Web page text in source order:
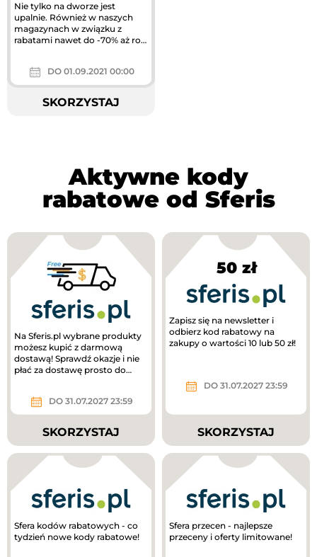
Nie tylko na dworze jest
upalnie. Również w naszych
magazynach w związku z
rabatami nawet do -70% aż roi
DO 01.09.2021 00:00
SKORZYSTAJ
Aktywne kody
rabatowe od Sferis
Na Sferis.pl wybrane produkty
możesz kupić z darmową
dostawą! Sprawdź okazje i nie
płać za dostawę prosto do
DO 31.07.2027 23:59
SKORZYSTAJ
50 zł
Zapisz się na newsletter i
odbierz kod rabatowy na
zakupy o wartości 10 lub 50 zł!
DO 31.07.2027 23:59
SKORZYSTAJ
Sfera kodów rabatowych - co
tydzień nowe kody rabatowe!
Sfera przecen - najlepsze
przeceny i oferty limitowane!